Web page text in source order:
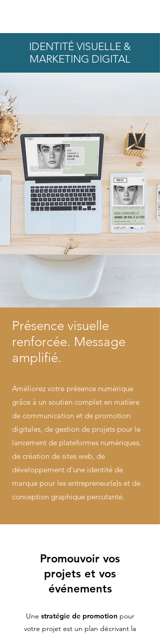
IDENTITÉ VISUELLE &
MARKETING DIGITAL
Présence visuelle
renforcée. Message
amplifié.
Améliorez votre présence numérique
grâce à un soutien complet en matière
de communication et de promotion
digitales, de gestion de projets pour le
lancement de plateformes numériques,
de création de sites web, de
développement d'une identité de
marque pour les entrepreneur(e)s et de
conception graphique percutante.
Promouvoir vos
projets et vos
événements
Une stratégie de promotion pour
votre projet est un plan décrivant la